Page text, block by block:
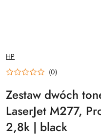
NAZWA
PRODUCENTA:
HP
(0)
Zestaw dwóch
LaserJet M277,
2,8k | black